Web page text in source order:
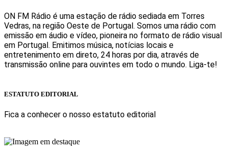
ON FM Rádio é uma estação de rádio sediada em Torres
Vedras, na região Oeste de Portugal. Somos uma rádio com
emissão em áudio e vídeo, pioneira no formato de rádio visual
em Portugal. Emitimos música, notícias locais e
entretenimento em direto, 24 horas por dia, através de
transmissão online para ouvintes em todo o mundo. Liga-te!
ESTATUTO EDITORIAL
Fica a conhecer o nosso estatuto editorial